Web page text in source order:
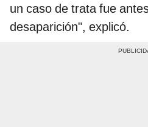
un caso de trata fue
desaparición", explicó.